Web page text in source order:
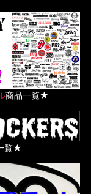
商品一覧★
覧★